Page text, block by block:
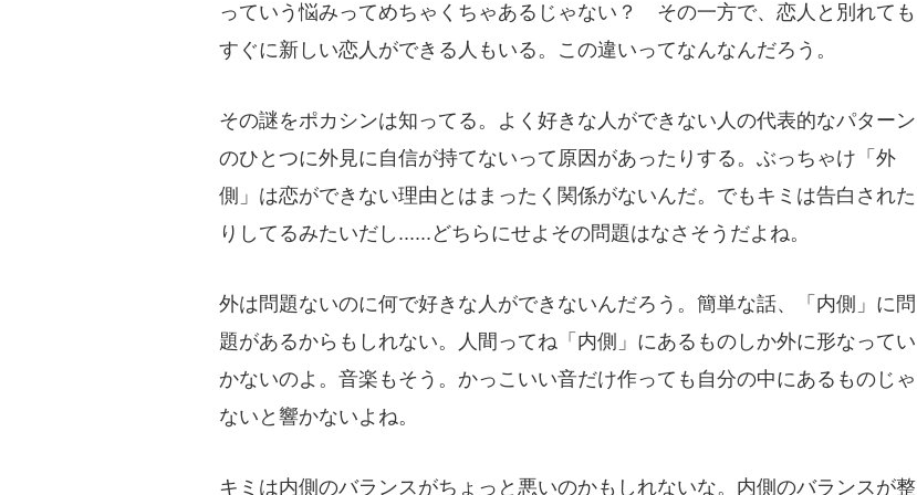
っていう悩みってめちゃくちゃあるじゃない？ その一方で、恋人と別れても
すぐに新しい恋人ができる人もいる。この違いってなんなんだろう。
その謎をポカシンは知ってる。よく好きな人ができない人の代表的なパターン
のひとつに外見に自信が持てないって原因があったりする。ぶっちゃけ「外
側」は恋ができない理由とはまったく関係がないんだ。でもキミは告白された
りしてるみたいだし......どちらにせよその問題はなさそうだよね。
外は問題ないのに何で好きな人ができないんだろう。簡単な話、「内側」に問
題があるからもしれない。人間ってね「内側」にあるものしか外に形なってい
かないのよ。音楽もそう。かっこいい音だけ作っても自分の中にあるものじゃ
ないと響かないよね。
キミは内側のバランスがちょっと悪いのかもしれないな。内側のバランスが整